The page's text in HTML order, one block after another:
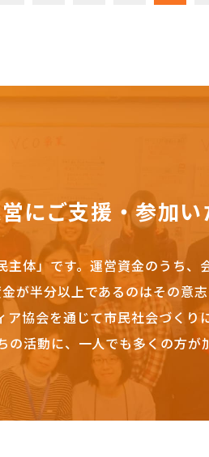
にご支援・参加
体」です。 運営資金のうち、
が半分以上であるのはその意志
ア協会を通じて市民社会づくり
活動に、一人でも多くの方が